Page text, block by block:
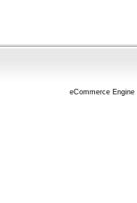
eCommerce